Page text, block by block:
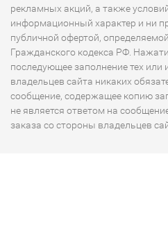
рекламных акций, а также
информационный характер и ни
публичной офертой,
Гражданского кодекса РФ.
последующее заполнение тех
владельцев сайта никаких
сообщение, содержащее копию
не является ответом на
заказа со стороны владельцев